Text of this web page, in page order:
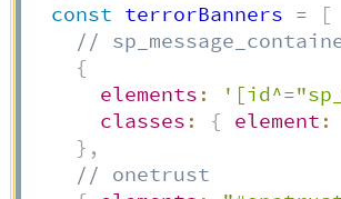
const terrorBanners =
[
//
{
elements :
classes : { element :
} ,
// onetrust